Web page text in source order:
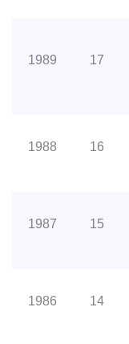
1989 17
1988 16
1987 15
1986 14